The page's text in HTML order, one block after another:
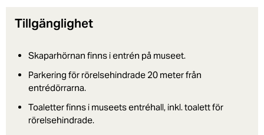
Tillgänglighet
Skaparhörnan finns i entrén på museet.
Parkering för rörelsehindrade 20 meter från
entrédörrarna.
Toaletter finns i museets entréhall, inkl. toalett för
rörelsehindrade.